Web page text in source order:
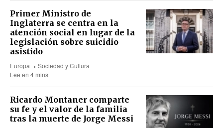
Primer Ministro de
Inglaterra se centra en la
atención social en lugar de la
legislación sobre suicidio
asistido
Europa
Sociedad y Cultura
Lee en 4 mins
Ricardo Montaner comparte
su fe y el valor de la familia
tras la muerte de Jorge Messi